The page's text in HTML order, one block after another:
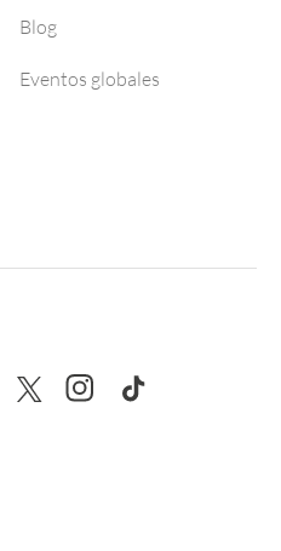
Blog
Eventos globales